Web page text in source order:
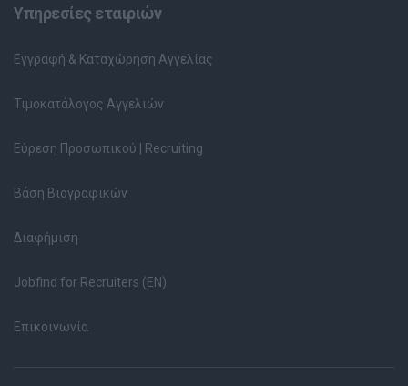
Υπηρεσίες εταιριών
Εγγραφή & Καταχώρηση Αγγελίας
Τιμοκατάλογος Αγγελιών
Εύρεση Προσωπικού | Recruiting
Βάση Βιογραφικών
Διαφήμιση
Jobfind for Recruiters (EN)
Επικοινωνία